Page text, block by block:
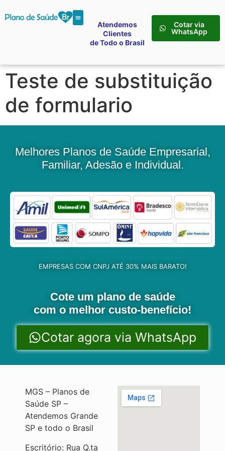
Atendemos
Clientes
de Todo o Brasil
Cotar via
WhatsApp
Teste de substituição
de formulario
Melhores Planos de Saúde Empresarial,
Familiar, Adesão e Individual.
EMPRESAS COM CNPJ ATÉ 30% MAIS BARATO!
Cote um plano de saúde
com o melhor custo-benefício!
Cotar agora via WhatsApp
MGS – Planos de
Saúde SP –
Atendemos Grande
SP e todo o Brasil
Escritório: Rua Q.ta